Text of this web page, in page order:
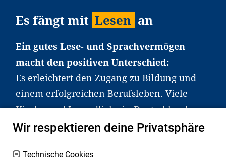
Es fängt mit Lesen an
Ein gutes Lese- und Sprachvermögen
macht den positiven Unterschied:
Es erleichtert den Zugang zu Bildung und
einem erfolgreichen Berufsleben. Viele
Kinder und Jugendliche in Deutschland
haben aber große Schwierigkeiten dabei.
Wir respektieren deine Privatsphäre
Technische Cookies